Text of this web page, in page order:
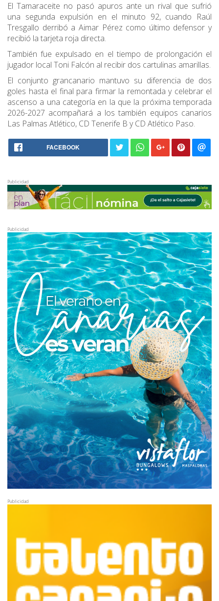
El Tamaraceite no pasó apuros ante un rival que sufrió
una segunda expulsión en el minuto 92, cuando Raúl
Tresgallo derribó a Aimar Pérez como último defensor y
recibió la tarjeta roja directa.
También fue expulsado en el tiempo de prolongación el
jugador local Toni Falcón al recibir dos cartulinas amarillas.
El conjunto grancanario mantuvo su diferencia de dos
goles hasta el final para firmar la remontada y celebrar el
ascenso a una categoría en la que la próxima temporada
2026-2027 acompañará a los también equipos canarios
Las Palmas Atlético, CD Tenerife B y CD Atlético Paso.
FACEBOOK
Publicidad
Publicidad
Publicidad